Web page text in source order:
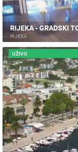
RIJEKA - GRADSKI
RIJEKA
UŽIVO